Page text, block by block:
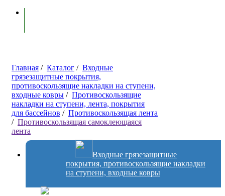
Главная / Каталог / Входные
грязезащитные покрытия,
противоскользящие накладки на ступени,
входные ковры / Противоскользящие
накладки на ступени, лента, покрытия
для бассейнов / Противоскользящая лента
/ Противоскользящая самоклеющаяся
лента
Входные грязезащитные
покрытия, противоскользящие накладки
на ступени, входные ковры